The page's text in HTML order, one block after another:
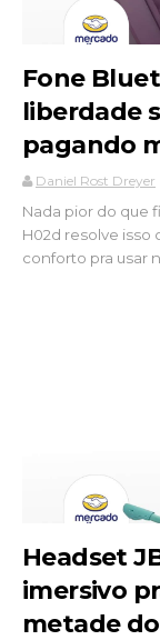
Fone
liberdade
pagando
Daniel Rost Dreyer
Nada pior do que
H02d resolve isso
conforto pra usar
Headset
imersivo
metade